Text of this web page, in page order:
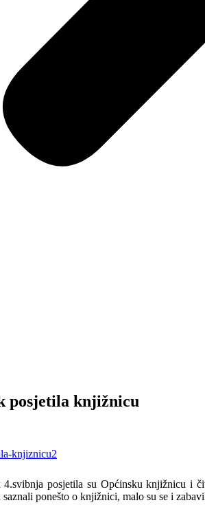
posjetila knjižnicu
4.svibnja posjetila su Općinsku knjižnicu
ponešto o knjižnici, malo su se i